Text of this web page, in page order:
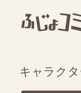
キャラク